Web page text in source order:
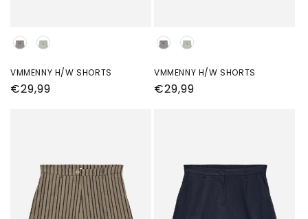
Kleur
VMMENNY H/W SHORTS
Normale
€29,99
Kleur
VMMENNY H/W SHORTS
Normale
€29,99